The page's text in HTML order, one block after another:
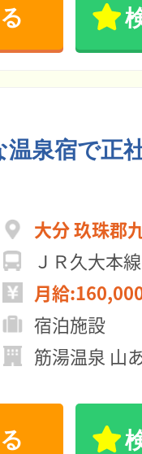
泉宿で正
大分 玖珠郡
ＪＲ久大本
月給
宿泊施設
筋湯温泉 山